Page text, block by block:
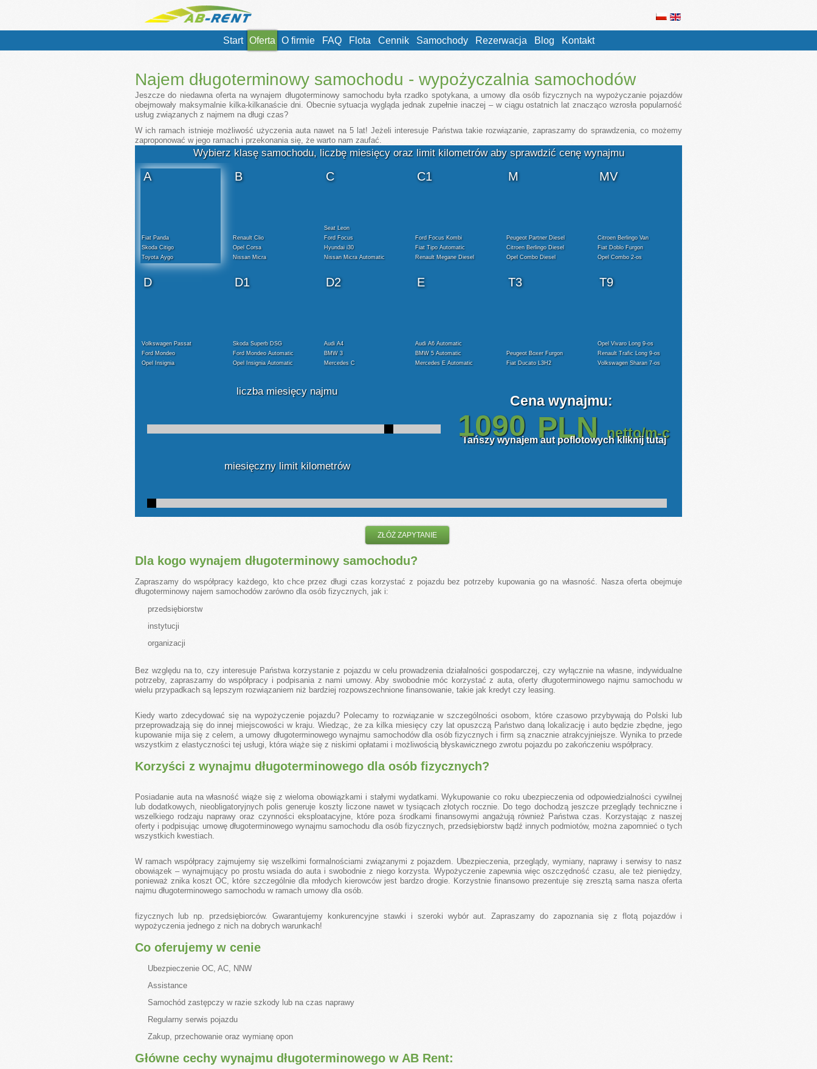
Start Oferta O firmie FAQ Flota Cennik Samochody Rezerwacja Blog Kontakt
Najem długoterminowy samochodu - wypożyczalnia samochodów
Jeszcze do niedawna oferta na wynajem długoterminowy samochodu była rzadko spotykana, a umowy dla osób fizycznych na wypożyczanie pojazdów
obejmowały maksymalnie kilka-kilkanaście dni. Obecnie sytuacja wygląda jednak zupełnie inaczej – w ciągu ostatnich lat znacząco wzrosła popularność
usług związanych z najmem na długi czas?
W ich ramach istnieje możliwość użyczenia auta nawet na 5 lat! Jeżeli interesuje Państwa takie rozwiązanie, zapraszamy do sprawdzenia, co możemy
zaproponować w jego ramach i przekonania się, że warto nam zaufać.
Wybierz klasę samochodu, liczbę miesięcy oraz limit kilometrów aby sprawdzić cenę wynajmu
A
Fiat Panda
Skoda Citigo
Toyota Aygo
B
Renault Clio
Opel Corsa
Nissan Micra
1 C
Seat Leon
Ford Focus
Hyundai i30
Nissan Micra Automatic
1 C1
Ford Focus Kombi
Fiat Tipo Automatic
Renault Megane Diesel
1 M
Peugeot Partner Diesel
Citroen Berlingo Diesel
Opel Combo Diesel
1 MV
Citroen Berlingo Van
Fiat Doblo Furgon
Opel Combo 2-os
1
D
Volkswagen Passat
Ford Mondeo
Opel Insignia
2 D1
Skoda Superb DSG
Ford Mondeo Automatic
Opel Insignia Automatic
2 D2
Audi A4
BMW 3
Mercedes C
2 E
Audi A6 Automatic
BMW 5 Automatic
Mercedes E Automatic
2 T3
Peugeot Boxer Furgon
Fiat Ducato L3H2
2 T9
Opel Vivaro Long 9-os
Renault Trafic Long 9-os
Volkswagen Sharan 7-os
2
Cena wynajmu:
PLN netto/m-c
Tańszy wynajem aut poflotowych kliknij tutaj
liczba miesięcy najmu
miesięczny limit kilometrów
ZŁÓŻ ZAPYTANIE
Dla kogo wynajem długoterminowy samochodu?
Zapraszamy do współpracy każdego, kto chce przez długi czas korzystać z pojazdu bez potrzeby kupowania go na własność. Nasza oferta obejmuje
długoterminowy najem samochodów zarówno dla osób fizycznych, jak i:
przedsiębiorstw
instytucji
organizacji
Bez względu na to, czy interesuje Państwa korzystanie z pojazdu w celu prowadzenia działalności gospodarczej, czy wyłącznie na własne, indywidualne
potrzeby, zapraszamy do współpracy i podpisania z nami umowy. Aby swobodnie móc korzystać z auta, oferty długoterminowego najmu samochodu w
wielu przypadkach są lepszym rozwiązaniem niż bardziej rozpowszechnione finansowanie, takie jak kredyt czy leasing.
Kiedy warto zdecydować się na wypożyczenie pojazdu? Polecamy to rozwiązanie w szczególności osobom, które czasowo przybywają do Polski lub
przeprowadzają się do innej miejscowości w kraju. Wiedząc, że za kilka miesięcy czy lat opuszczą Państwo daną lokalizację i auto będzie zbędne, jego
kupowanie mija się z celem, a umowy długoterminowego wynajmu samochodów dla osób fizycznych i firm są znacznie atrakcyjniejsze. Wynika to przede
wszystkim z elastyczności tej usługi, która wiąże się z niskimi opłatami i możliwością błyskawicznego zwrotu pojazdu po zakończeniu współpracy.
Korzyści z wynajmu długoterminowego dla osób fizycznych?
Posiadanie auta na własność wiąże się z wieloma obowiązkami i stałymi wydatkami. Wykupowanie co roku ubezpieczenia od odpowiedzialności cywilnej
lub dodatkowych, nieobligatoryjnych polis generuje koszty liczone nawet w tysiącach złotych rocznie. Do tego dochodzą jeszcze przeglądy techniczne i
wszelkiego rodzaju naprawy oraz czynności eksploatacyjne, które poza środkami finansowymi angażują również Państwa czas. Korzystając z naszej
oferty i podpisując umowę długoterminowego wynajmu samochodu dla osób fizycznych, przedsiębiorstw bądź innych podmiotów, można zapomnieć o tych
wszystkich kwestiach.
W ramach współpracy zajmujemy się wszelkimi formalnościami związanymi z pojazdem. Ubezpieczenia, przeglądy, wymiany, naprawy i serwisy to nasz
obowiązek – wynajmujący po prostu wsiada do auta i swobodnie z niego korzysta. Wypożyczenie zapewnia więc oszczędność czasu, ale też pieniędzy,
ponieważ znika koszt OC, które szczególnie dla młodych kierowców jest bardzo drogie. Korzystnie finansowo prezentuje się zresztą sama nasza oferta
najmu długoterminowego samochodu w ramach umowy dla osób.
fizycznych lub np. przedsiębiorców. Gwarantujemy konkurencyjne stawki i szeroki wybór aut. Zapraszamy do zapoznania się z flotą pojazdów i
wypożyczenia jednego z nich na dobrych warunkach!
Co oferujemy w cenie
Ubezpieczenie OC, AC, NNW
Assistance
Samochód zastępczy w razie szkody lub na czas naprawy
Regularny serwis pojazdu
Zakup, przechowanie oraz wymianę opon
Główne cechy wynajmu długoterminowego w AB Rent: